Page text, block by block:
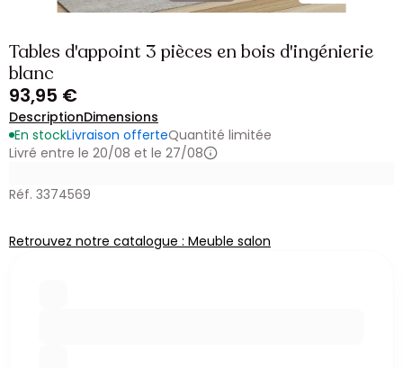
Tables d'appoint 3 pièces en bois d'ingénierie
blanc
93,95 €
DescriptionDimensions
En stockLivraison offerteQuantité limitée
Livré entre le 20/08 et le 27/08
Réf. 3374569
Retrouvez notre catalogue : Meuble salon